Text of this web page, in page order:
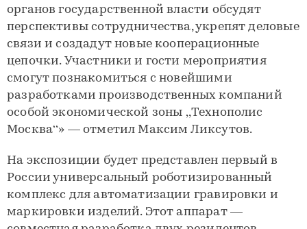
органов государственной власти обсудят
перспективы сотрудничества, укрепят деловые
связи и создадут новые кооперационные
цепочки. Участники и гости мероприятия
смогут познакомиться с новейшими
разработками производственных компаний
особой экономической зоны „Технополис
Москва“» — отметил Максим Ликсутов.
На экспозиции будет представлен первый в
России универсальный роботизированный
комплекс для автоматизации гравировки и
маркировки изделий. Этот аппарат —